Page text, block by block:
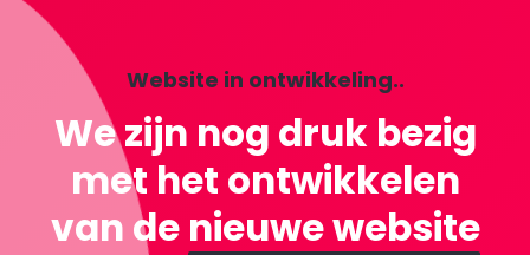
Website in ontwikkeling..
We zijn nog druk bezig
met het ontwikkelen
van de nieuwe website